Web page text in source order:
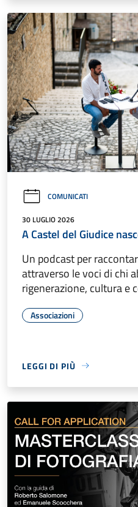
COMUNICATI
30 LUGLIO 2026
A Castel del Giudice
Un podcast per
attraverso le voci di chi
rigenerazione, cultura e
Associazioni
LEGGI DI PIÙ